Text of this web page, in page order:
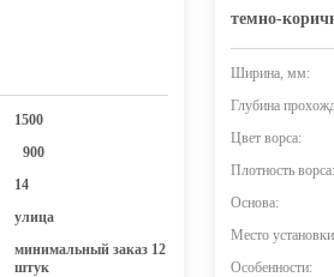
1500
900
14
улица
минимальный заказ 12
штук
темно-
Ширина, мм:
Глубина
Цвет ворса:
Плотность ворса:
Основа:
Место
Особенности: